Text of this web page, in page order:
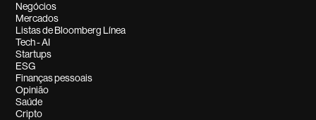
Negócios
Mercados
Listas de Bloomberg Línea
Tech - AI
Startups
ESG
Finanças pessoais
Opinião
Saúde
Cripto